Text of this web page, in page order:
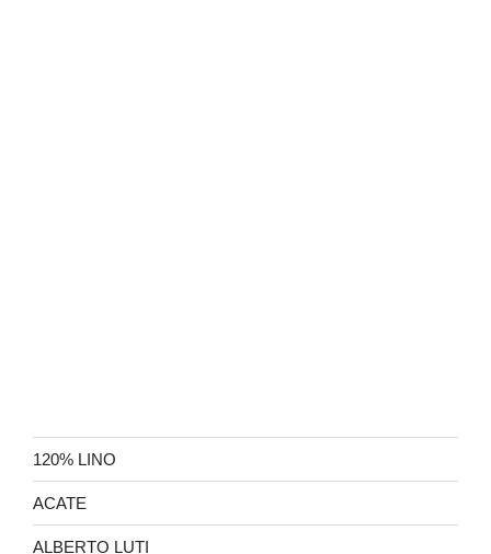
120% LINO
ACATE
ALBERTO LUTI